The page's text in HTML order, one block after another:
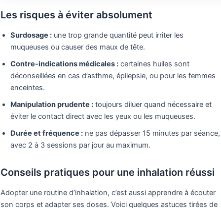
Les risques à éviter absolument
Surdosage : une trop grande quantité peut irriter les
muqueuses ou causer des maux de tête.
Contre-indications médicales : certaines huiles sont
déconseillées en cas d’asthme, épilepsie, ou pour les femmes
enceintes.
Manipulation prudente : toujours diluer quand nécessaire et
éviter le contact direct avec les yeux ou les muqueuses.
Durée et fréquence : ne pas dépasser 15 minutes par séance,
avec 2 à 3 sessions par jour au maximum.
Conseils pratiques pour une inhalation réussi
Adopter une routine d’inhalation, c’est aussi apprendre à écouter
son corps et adapter ses doses. Voici quelques astuces tirées de